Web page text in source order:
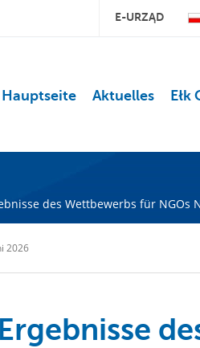
E-URZĄD
Hauptseite Aktuelles Ełk
des Wettbewerbs für NGOs
2026